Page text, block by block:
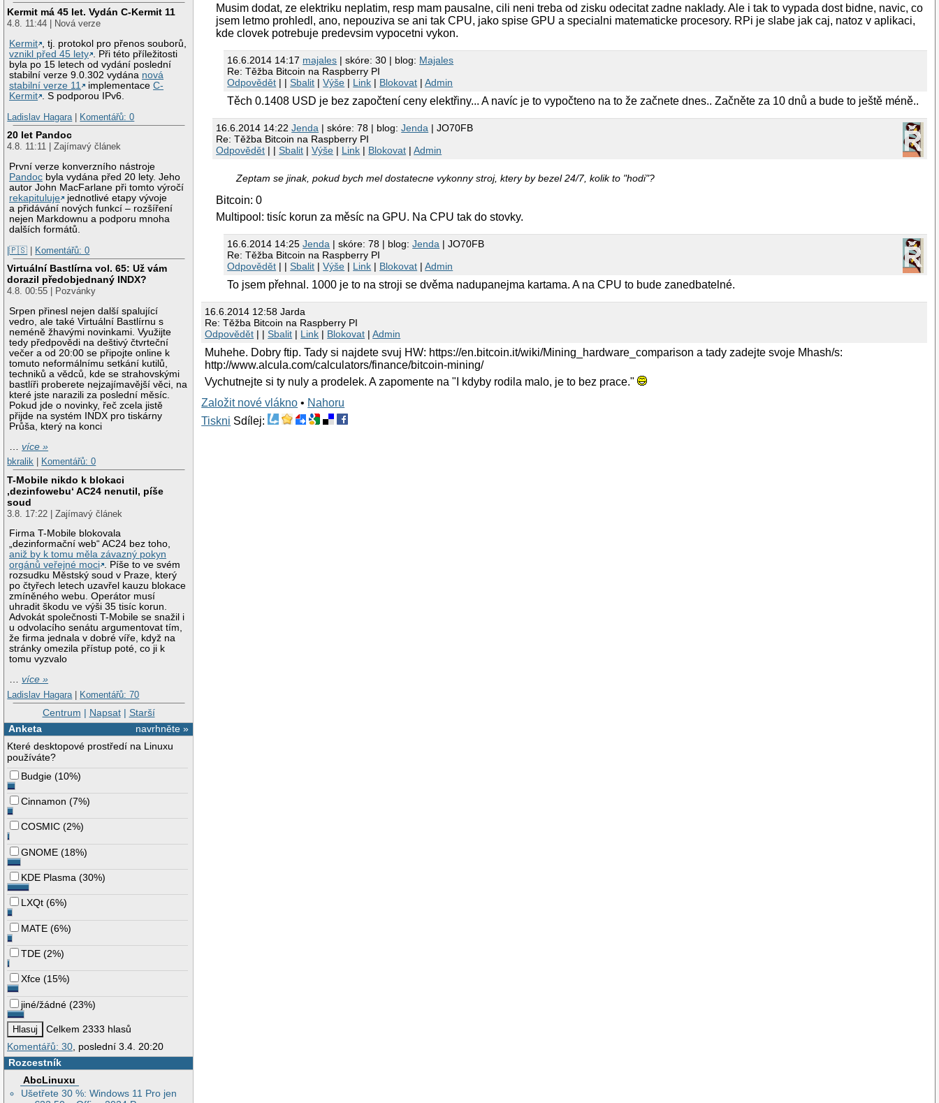
Kermit má 45 let. Vydán C-Kermit 11
4.8. 11:44 | Nová verze
Kermit , tj. protokol pro přenos souborů,
vznikl před 45 lety . Při této příležitosti
byla po 15 letech od vydání poslední
stabilní verze 9.0.302 vydána nová
stabilní verze 11
implementaceC-
Kermit . S podporou IPv6.
Ladislav Hagara | Komentářů: 0
20 let Pandoc
4.8. 11:11 | Zajímavý článek
První verze konverzního nástroje
Pandoc byla vydána před 20 lety. Jeho
autor John MacFarlane při tomto výročí
rekapituluje
jednotlivé etapy vývoje
a přidávání nových funkcí – rozšíření
nejen Markdownu a podporu mnoha
dalších formátů.
|🇵🇸 | Komentářů: 0
Virtuální Bastlírna vol. 65: Už vám
dorazil předobjednaný INDX?
4.8. 00:55 | Pozvánky
Srpen přinesl nejen další spalující
vedro, ale také Virtuální Bastlírnu s
neméně žhavými novinkami. Využijte
tedy předpovědi na deštivý čtvrteční
večer a od 20:00 se připojte online k
tomuto neformálnímu setkání kutilů,
techniků a vědců, kde se strahovskými
bastlíři proberete nejzajímavější věci, na
které jste narazili za poslední měsíc.
Pokud jde o novinky, řeč zcela jistě
přijde na systém INDX pro tiskárny
Průša, který na konci
…více »
bkralik
Komentářů: 0
T-Mobile nikdo k blokaci
‚dezinfowebu‘ AC24 nenutil, píše
soud
3.8. 17:22 | Zajímavý článek
Firma T-Mobile blokovala
„dezinformační web“ AC24 bez toho,
aniž by k tomu měla závazný pokyn
orgánů veřejné moci . Píše to ve svém
rozsudku Městský soud v Praze, který
po čtyřech letech uzavřel kauzu blokace
zmíněného webu. Operátor musí
uhradit škodu ve výši 35 tisíc korun.
Advokát společnosti T-Mobile se snažil i
u odvolacího senátu argumentovat tím,
že firma jednala v dobré víře, když na
stránky omezila přístup poté, co ji k
tomu vyzvalo
…více »
Ladislav Hagara | Komentářů: 70
Centrum | Napsat| Starší
navrhněte »
Anketa
Které desktopové prostředí na Linuxu
používáte?
Budgie (10%)
Cinnamon (7%)
COSMIC (2%)
GNOME (18%)
KDE Plasma (30%)
LXQt (6%)
MATE (6%)
TDE (2%)
Xfce (15%)
jiné/žádné (23%)
Celkem 2333 hlasů
Komentářů: 30, poslední 3.4. 20:20
Rozcestník
AbcLinuxu
Ušetřete 30 %: Windows 11 Pro jen
Musim dodat, ze elektriku neplatim, resp mam pausalne, cili neni treba od zisku odecitat zadne naklady. Ale i tak to vypada dost bidne, navic, co
jsem letmo prohledl, ano, nepouziva se ani tak CPU, jako spise GPU a specialni matematicke procesory. RPi je slabe jak caj, natoz v aplikaci,
kde clovek potrebuje predevsim vypocetni vykon.
16.6.2014 14:17 majales | skóre: 30 | blog: Majales
Re: Těžba Bitcoin na Raspberry PI
Odpovědět | |Sbalit |Výše | Link | Blokovat |Admin
Těch 0.1408 USD je bez započtení ceny elektřiny... A navíc je to vypočteno na to že začnete dnes.. Začněte za 10 dnů a bude to ještě méně..
16.6.2014 14:22Jendа | skóre: 78 | blog:Jenda | JO70FB
Re: Těžba Bitcoin na Raspberry PI
Odpovědět | |Sbalit |Výše | Link | Blokovat |Admin
Zeptam se jinak, pokud bych mel dostatecne vykonny stroj, ktery by bezel 24/7, kolik to "hodi"?
Bitcoin: 0
Multipool: tisíc korun za měsíc na GPU. Na CPU tak do stovky.
16.6.2014 14:25Jendа | skóre: 78 | blog:Jenda | JO70FB
Re: Těžba Bitcoin na Raspberry PI
Odpovědět | |Sbalit |Výše | Link | Blokovat |Admin
To jsem přehnal. 1000 je to na stroji se dvěma nadupanejma kartama. A na CPU to bude zanedbatelné.
16.6.2014 12:58 Jarda
Re: Těžba Bitcoin na Raspberry PI
Odpovědět | |Sbalit | Link | Blokovat |Admin
Muhehe. Dobry ftip. Tady si najdete svuj HW: https://en.bitcoin.it/wiki/Mining_hardware_comparison a tady zadejte svoje Mhash/s:
http://www.alcula.com/calculators/finance/bitcoin-mining/
Vychutnejte si ty nuly a prodelek. A zapomente na "I kdyby rodila malo, je to bez prace."
Založit nové vlákno • Nahoru
Tiskni Sdílej: